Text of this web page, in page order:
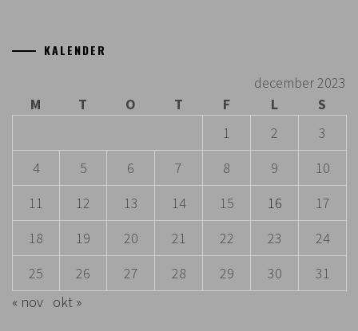
KALENDER
december 2023
M
T O T F L
S
1
2
3
4
5 6 7 8 9
10
11
12 13 14 15 16
17
18
19 20 21 22 23
24
25
26 27 28 29 30
31
« nov okt »